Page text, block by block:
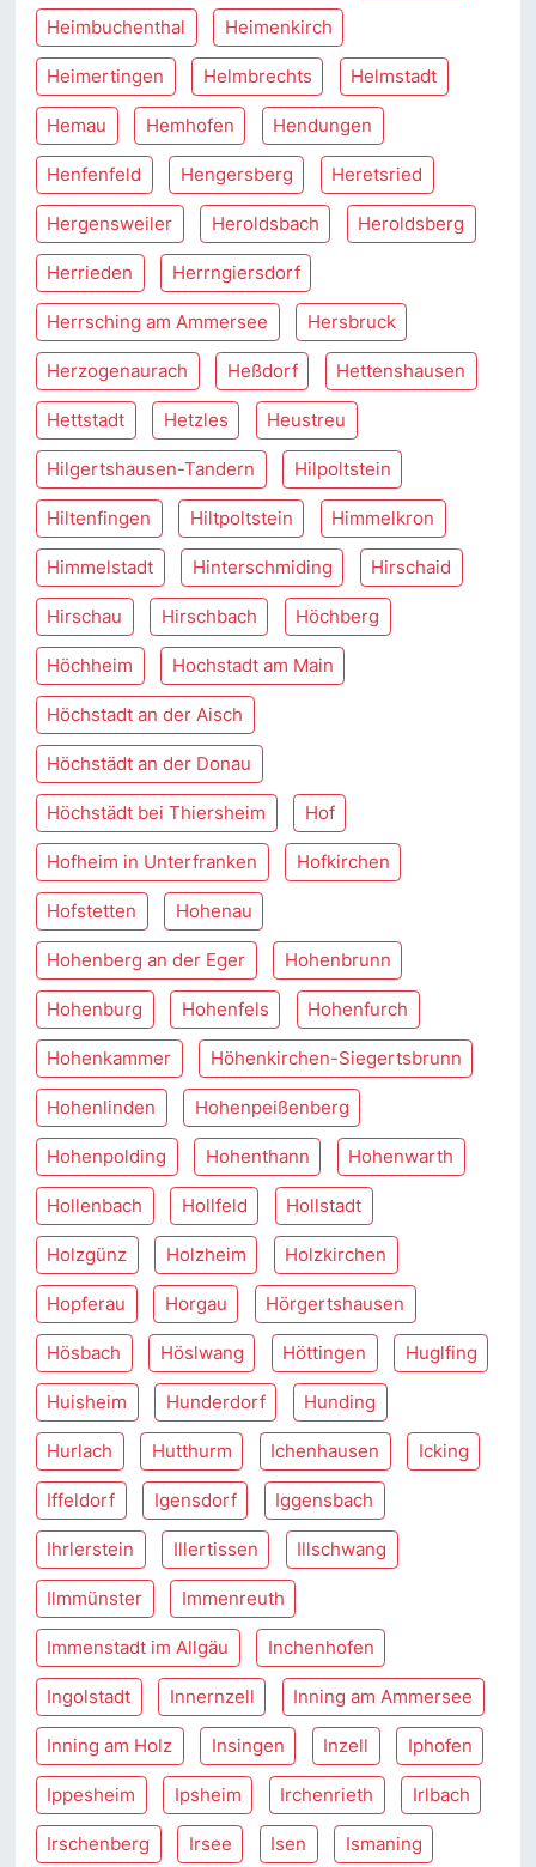
Heimbuchenthal Heimenkirch
Heimertingen Helmbrechts Helmstadt
Hemau Hemhofen Hendungen
Henfenfeld Hengersberg Heretsried
Hergensweiler Heroldsbach Heroldsberg
Herrieden Herrngiersdorf
Herrsching am Ammersee Hersbruck
Herzogenaurach Heßdorf Hettenshausen
Hettstadt Hetzles Heustreu
Hilgertshausen-Tandern Hilpoltstein
Hiltenfingen Hiltpoltstein Himmelkron
Himmelstadt Hinterschmiding Hirschaid
Hirschau Hirschbach Höchberg
Höchheim Hochstadt am Main
Höchstadt an der Aisch
Höchstädt an der Donau
Höchstädt bei Thiersheim Hof
Hofheim in Unterfranken Hofkirchen
Hofstetten Hohenau
Hohenberg an der Eger Hohenbrunn
Hohenburg Hohenfels Hohenfurch
Hohenkammer Höhenkirchen-Siegertsbrunn
Hohenlinden Hohenpeißenberg
Hohenpolding Hohenthann Hohenwarth
Hollenbach Hollfeld Hollstadt
Holzgünz Holzheim Holzkirchen
Hopferau Horgau Hörgertshausen
Hösbach Höslwang Höttingen Huglfing
Huisheim Hunderdorf Hunding
Hurlach Hutthurm Ichenhausen Icking
Iffeldorf Igensdorf Iggensbach
Ihrlerstein Illertissen Illschwang
Ilmmünster Immenreuth
Immenstadt im Allgäu Inchenhofen
Ingolstadt Innernzell Inning am Ammersee
Inning am Holz Insingen Inzell Iphofen
Ippesheim Ipsheim Irchenrieth Irlbach
Irschenberg Irsee Isen Ismaning